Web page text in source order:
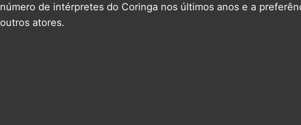
número de intérpretes do Coringa nos últimos anos e a
outros atores.